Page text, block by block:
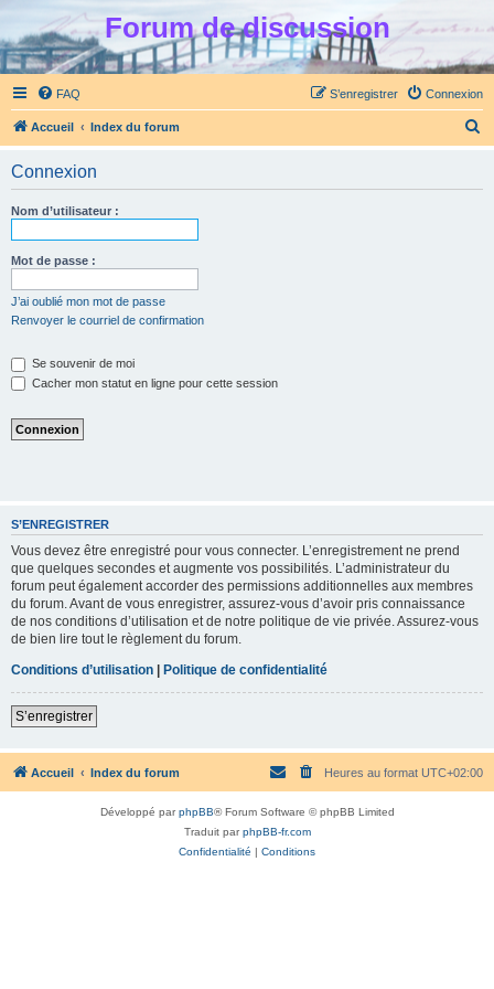
Forum de discussion
FAQ Connexion
S’enregistrer
Accueil Index du forum
Connexion
Nom d’utilisateur :
Mot de passe :
J’ai oublié mon mot de passe
Renvoyer le courriel de confirmation
Se souvenir de moi
Cacher mon statut en ligne pour cette session
S’ENREGISTRER
Vous devez être enregistré pour vous connecter. L’enregistrement ne prend
que quelques secondes et augmente vos possibilités. L’administrateur du
forum peut également accorder des permissions additionnelles aux membres
du forum. Avant de vous enregistrer, assurez-vous d’avoir pris connaissance
de nos conditions d’utilisation et de notre politique de vie privée. Assurez-vous
de bien lire tout le règlement du forum.
Conditions d’utilisation | Politique de confidentialité
S’enregistrer
Accueil Index du forum Heures au format UTC+02:00
Développé parphpBB® Forum Software © phpBB Limited
Traduit parphpBB-fr.com
Confidentialité | Conditions